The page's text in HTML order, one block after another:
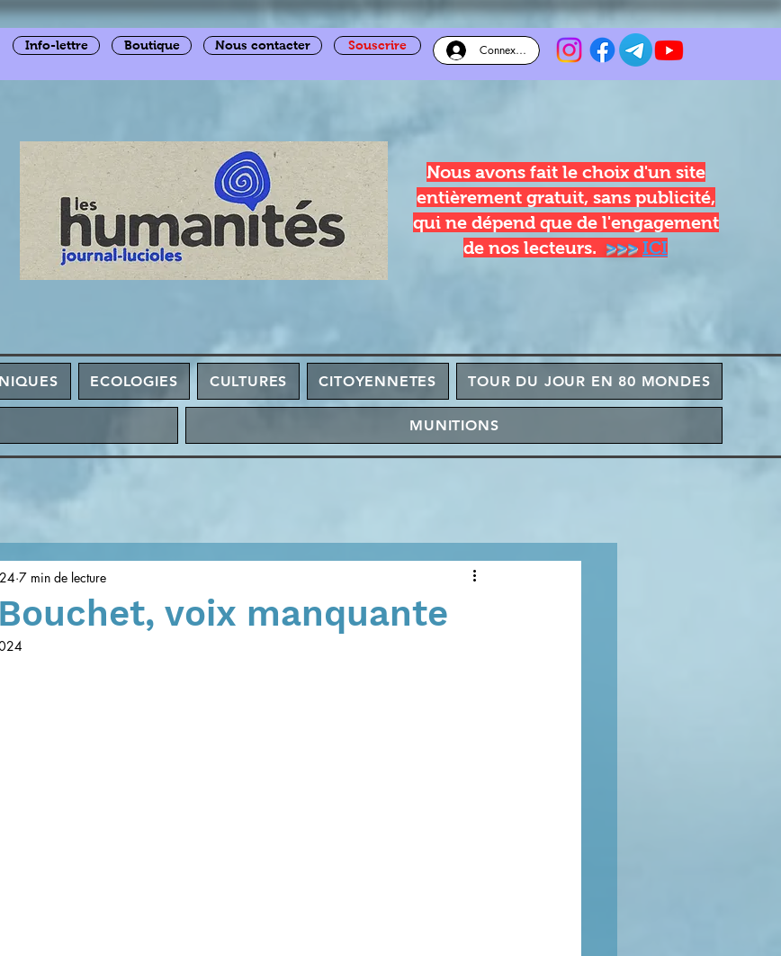
Info-lettre Boutique Nous contacter Souscrire Connexion
Nous avons fait le choix d'un site
entièrement gratuit, sans publicité,
qui ne dépend que de l'engagement
de nos lecteurs. >>> ICI
ECOLOGIES CULTURES CITOYENNETES TOUR DU JOUR EN 80 MONDES
MUNITIONS
voix manquante
7 min de lecture